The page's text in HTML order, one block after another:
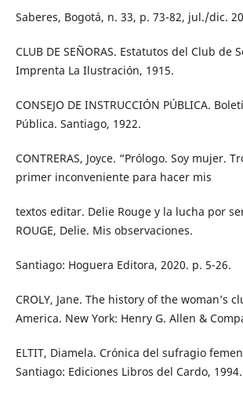
Saberes, Bogotá, n. 33, p. 73-82, jul./dic.
CLUB DE SEÑORAS. Estatutos del Club de
Imprenta La Ilustración, 1915.
CONSEJO DE INSTRUCCIÓN PÚBLICA.
Pública. Santiago, 1922.
CONTRERAS, Joyce. “Prólogo. Soy mujer.
primer inconveniente para hacer mis
textos editar. Delie Rouge y la lucha por
ROUGE, Delie. Mis observaciones.
Santiago: Hoguera Editora, 2020. p. 5-26.
CROLY, Jane. The history of the woman’s
America. New York: Henry G. Allen &
ELTIT, Diamela. Crónica del sufragio
Santiago: Ediciones Libros del Cardo, 1994.